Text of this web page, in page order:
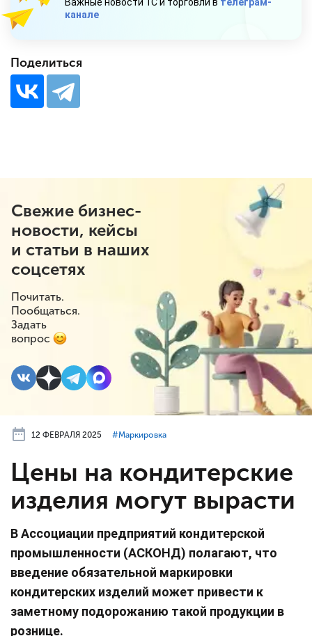
канале
Поделиться
Свежие бизнес-
новости, кейсы
и статьи в наших
соцсетях
Почитать.
Пообщаться.
Задать
вопрос
12 ФЕВРАЛЯ 2025 #⁣Маркировка
Цены на кондитерские
изделия могут вырасти
В Ассоциации предприятий кондитерской
промышленности (АСКОНД) полагают, что
введение обязательной маркировки
кондитерских изделий может привести к
заметному подорожанию такой продукции в
рознице.